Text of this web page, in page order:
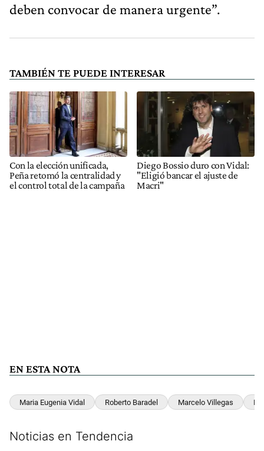
deben convocar de manera urgente”.
TAMBIÉN TE PUEDE INTERESAR
Con la elección unificada,
Peña retomó la centralidad y
el control total de la campaña
Diego Bossio duro con Vidal:
"Eligió bancar el ajuste de
Macri"
EN ESTA NOTA
Maria Eugenia Vidal Roberto Baradel Marcelo Villegas
Noticias en Tendencia